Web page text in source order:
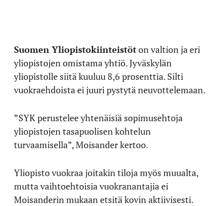
Suomen Yliopistokiinteistöton valtion ja eri
yliopistojen omistama yhtiö. Jyväskylän
yliopistolle siitä kuuluu 8,6 prosenttia. Silti
vuokraehdoista ei juuri pystytä neuvottelemaan.
”SYK perustelee yhtenäisiä sopimusehtoja
yliopistojen tasapuolisen kohtelun
turvaamisella”, Moisander kertoo.
Yliopisto vuokraa joitakin tiloja myös muualta,
mutta vaihtoehtoisia vuokranantajia ei
Moisanderin mukaan etsitä kovin aktiivisesti.